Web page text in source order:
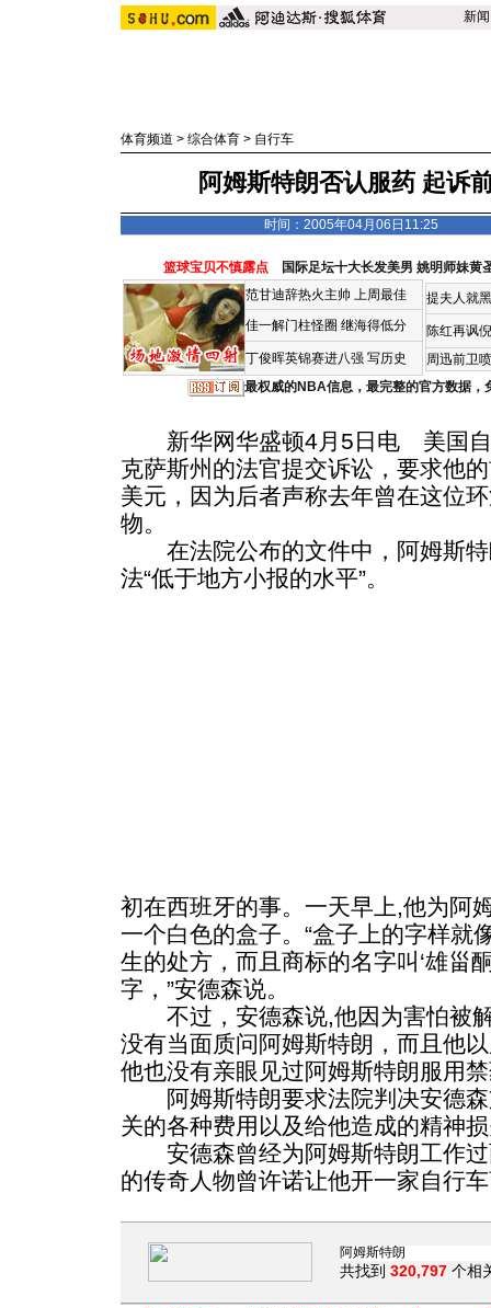
新闻
体育频道 > 综合体育 > 自行车
阿姆斯特朗否认服药 起诉
时间：2005年04月06日11:25
篮球宝贝不慎露点 国际足坛十大长发美男 姚明师妹黄
范甘迪辞热火主帅 上周最佳
佳一解门柱怪圈 继海得低分
丁俊晖英锦赛进八强 写历史
提夫人就
陈红再讽
周迅前卫
最权威的NBA信息，最完整的官方数据，
新华网华盛顿4月5日电 美国自
克萨斯州的法官提交诉讼，要求他
美元，因为后者声称去年曾在这位
物。
在法院公布的文件中，阿姆斯特
法“低于地方小报的水平”。
初在西班牙的事。一天早上,他为阿
一个白色的盒子。“盒子上的字样就
生的处方，而且商标的名字叫‘雄甾
字，”安德森说。
不过，安德森说,他因为害怕被
没有当面质问阿姆斯特朗，而且他
他也没有亲眼见过阿姆斯特朗服用
阿姆斯特朗要求法院判决安德森
关的各种费用以及给他造成的精神
安德森曾经为阿姆斯特朗工作过
的传奇人物曾许诺让他开一家自行
共找到 320,797 个相